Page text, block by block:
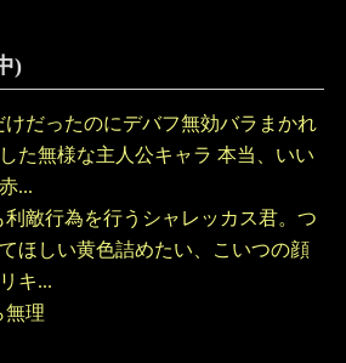
)
だったのにデバフ無効バラまかれ
た無様な主人公キャラ 本当、いい
...
利敵行為を行うシャレッカス君。つ
ほしい黄色詰めたい、こいつの顔
キ...
無理